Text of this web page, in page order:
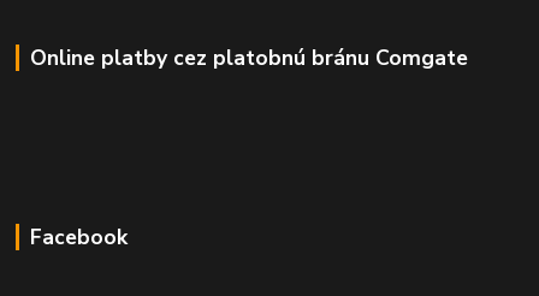
Online platby cez platobnú bránu Comgate
Facebook